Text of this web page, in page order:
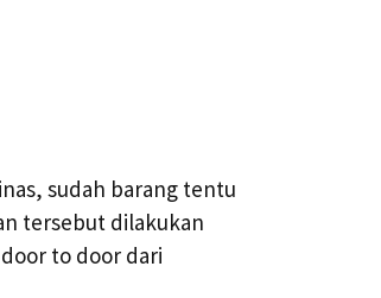
sudah barang tentu
tersebut dilakukan
to door dari